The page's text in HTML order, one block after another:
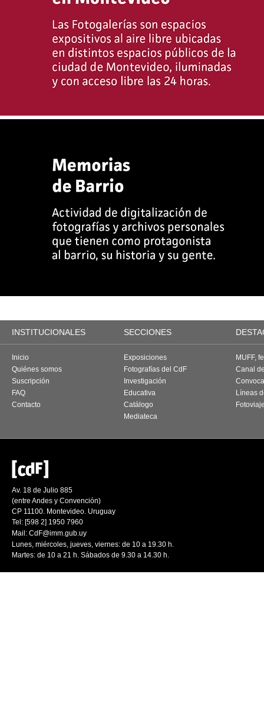
INSTITUCIONALES SECCIONES
Inicio
Quiénes somos
Suscripción
FAQ
Contacto
Exposiciones
Fotografías del CdF
Investigación
Educativa
Catálogo
Mediateca
MUFF,
Canal
Líneas
Av. 18 de Julio 885
(entre Andes y Convención)
CP 11100. Montevideo. Uruguay
Tel: [598 2] 1950 7960
Mail: CdF@imm.gub.uy
Lunes, miércoles, jueves, viernes: de 10 a 19.30 h.
Martes: de 10 a 21 h. Sábados de 9.30 a 14.30 h.